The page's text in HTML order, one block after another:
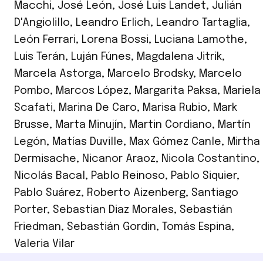
Macchi, José León, José Luis Landet, Julián
D'Angiolillo, Leandro Erlich, Leandro Tartaglia,
León Ferrari, Lorena Bossi, Luciana Lamothe,
Luis Terán, Luján Fúnes, Magdalena Jitrik,
Marcela Astorga, Marcelo Brodsky, Marcelo
Pombo, Marcos López, Margarita Paksa, Mariela
Scafati, Marina De Caro, Marisa Rubio, Mark
Brusse, Marta Minujín, Martin Cordiano, Martín
Legón, Matías Duville, Max Gómez Canle, Mirtha
Dermisache, Nicanor Araoz, Nicola Costantino,
Nicolás Bacal , Pablo Reinoso, Pablo Siquier,
Pablo Suárez, Roberto Aizenberg, Santiago
Porter, Sebastian Diaz Morales, Sebastián
Friedman, Sebastián Gordin, Tomás Espina,
Valeria Vilar